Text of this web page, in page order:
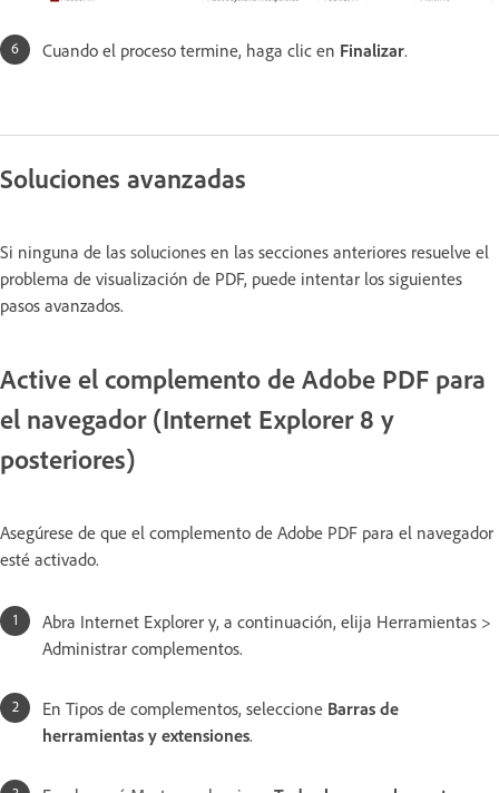
Cuando el proceso termine, haga clic en Finalizar.
Soluciones avanzadas
Si ninguna de las soluciones en las secciones anteriores resuelve el
problema de visualización de PDF, puede intentar los siguientes
pasos avanzados.
Active el complemento de Adobe PDF para
el navegador (Internet Explorer 8 y
posteriores)
Asegúrese de que el complemento de Adobe PDF para el navegador
esté activado.
Abra Internet Explorer y, a continuación, elija Herramientas >
Administrar complementos.
En Tipos de complementos, seleccione Barras de
herramientas y extensiones.